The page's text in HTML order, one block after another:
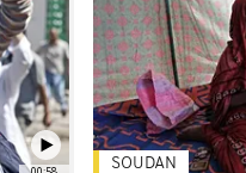
SOUDAN